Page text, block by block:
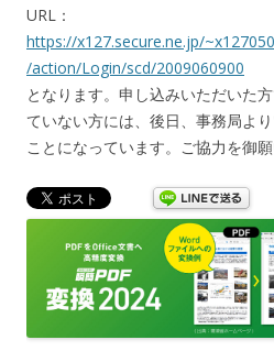
URL：
https://x127.secure.ne.jp/
/action/Login/scd/2009060900
となります。申し込みいただいた
ていない方には、後日、事務局よ
ことになっています。ご協力を御願